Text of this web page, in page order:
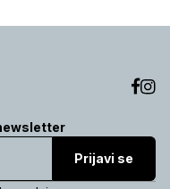
Prijavi se